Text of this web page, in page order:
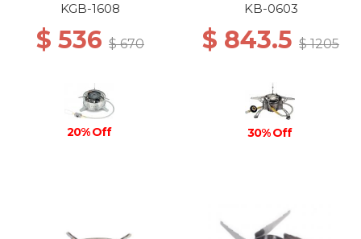
KGB-1608
$ 536 $ 670
20% Off
KB-0603
$ 843.5 $ 1205
30% Off